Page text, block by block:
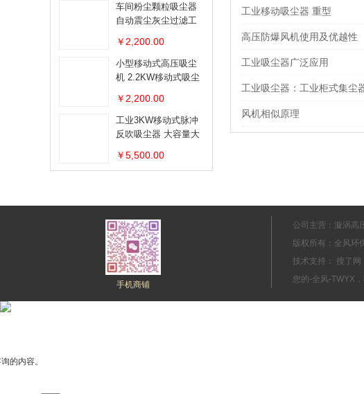
车间粉尘颗粒吸尘器
自动震尘灰尘过滤工
￥2,200.00
小型移动式高压吸尘
机 2.2KW移动式吸尘
￥2,200.00
工业3KW移动式脉冲
反吹吸尘器 大容量大
￥5,500.00
工业移动吸尘器 重型
高压防爆风机使用及优越性
工业吸尘器广泛应用
工业吸尘器：工业柜式集尘
风机相似原理
手机商铺
公司主营：漩涡高
版权所有：全风环
技术支持： 搜了
您的-全风-TWYX
的内容。